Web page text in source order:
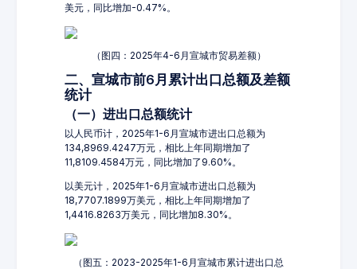
美元，同比增加-0.47%。
（图四：2025年4-6月宣城市贸易差额）
二、宣城市前6月累计出口总额及差额
统计
（一）进出口总额统计
以人民币计，2025年1-6月宣城市进出口总额为
134,8969.4247万元，相比上年同期增加了
11,8109.4584万元，同比增加了9.60%。
以美元计，2025年1-6月宣城市进出口总额为
18,7707.1899万美元，相比上年同期增加了
1,4416.8263万美元，同比增加8.30%。
（图五：2023-2025年1-6月宣城市累计进出口总